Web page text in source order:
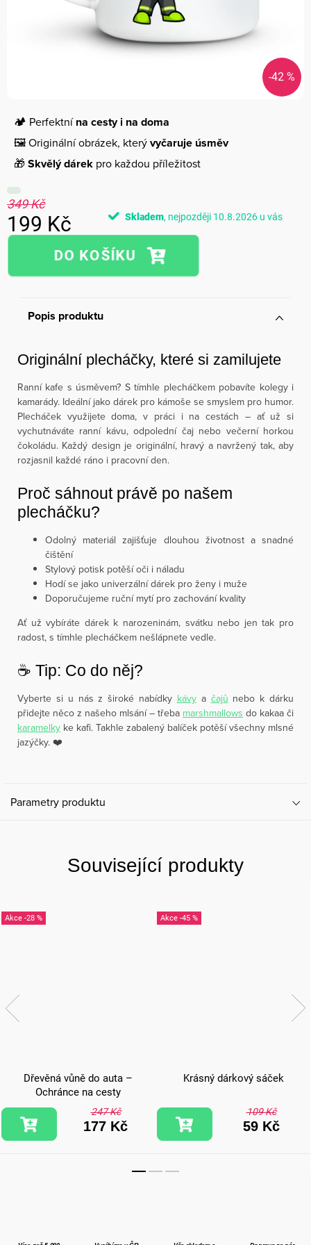
-42 %
🏕️ Perfektnína cesty i na doma
🖼️ Originální obrázek, kterývyčaruje úsměv
🎁 Skvělý dárek pro každou příležitost
349 Kč
199 Kč
Měrná
Skladem 10.8.2026
Popis produktu
Originální plecháčky, které si zamilujete
Ranní kafe s úsměvem? S tímhle plecháčkem pobavíte kolegy i
kamarády. Ideální jako dárek pro kámoše se smyslem pro humor.
Plecháček využijete doma, v práci i na cestách – ať už si
vychutnáváte ranní kávu, odpolední čaj nebo večerní horkou
čokoládu. Každý design je originální, hravý a navržený tak, aby
rozjasnil každé ráno i pracovní den.
Proč sáhnout právě po našem
plecháčku?
Odolný materiál zajišťuje dlouhou životnost a snadné
čištění
Stylový potisk potěší oči i náladu
Hodí se jako univerzální dárek pro ženy i muže
Doporučujeme ruční mytí pro zachování kvality
Ať už vybíráte dárek k narozeninám, svátku nebo jen tak pro
radost, s tímhle plecháčkem nešlápnete vedle.
☕️ Tip: Co do něj?
Vyberte si u nás z široké nabídky kávya čajů nebo k dárku
přidejte něco z našeho mlsání – třeba marshmallows do kakaa či
karamelky ke kafi. Takhle zabalený balíček potěší všechny mlsné
jazýčky. ❤️
Parametry produktu
Související produkty
-28 %
Dřevěná vůně do auta –
Ochránce na cesty
247 Kč
177 Kč
-45 %
Krásný dárkový sáček
109 Kč
59 Kč